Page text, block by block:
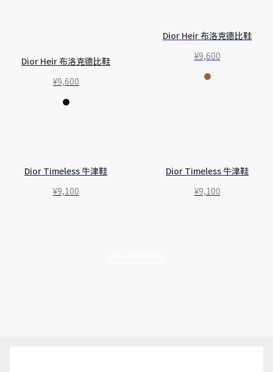
Dior Heir 布洛克德比鞋
¥9,600
Dior Heir 布洛克德比鞋
¥9,600
Dior Timeless 牛津鞋
¥9,100
Dior Timeless 牛津鞋
¥9,100